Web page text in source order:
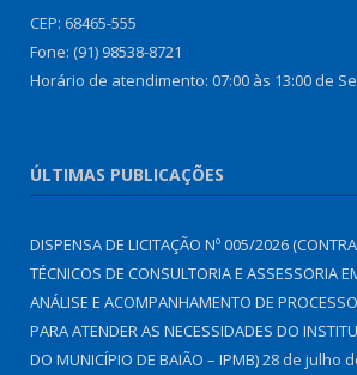
CEP: 68465-555
Fone: (91) 98538-8721
Horário de atendimento: 07:00 às 13:00 de
ÚLTIMAS PUBLICAÇÕES
DISPENSA DE LICITAÇÃO Nº 005/2026
TÉCNICOS DE CONSULTORIA E ASSESSORIA
ANÁLISE E ACOMPANHAMENTO DE
PARA ATENDER AS NECESSIDADES DO
DO MUNICÍPIO DE BAIÃO – IPMB)28 de julho